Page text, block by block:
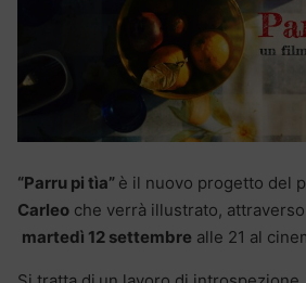
“Parru pi tìa” è il nuovo progetto del
Carleo che verrà illustrato,
martedì 12 settembre alle 21 al